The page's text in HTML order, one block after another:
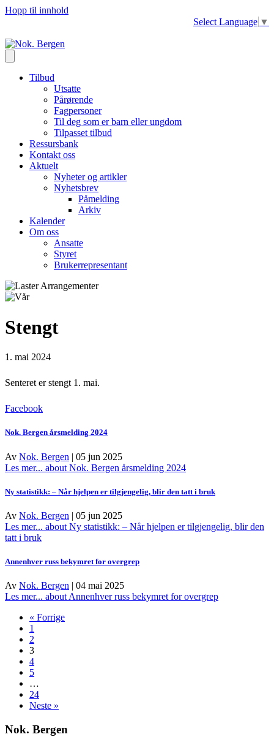
Hopp til innhold
Select Language ▼
Tilbud
Utsatte
Pårørende
Fagpersoner
Til deg som er barn eller ungdom
Tilpasset tilbud
Ressursbank
Kontakt oss
Aktuelt
Nyheter og artikler
Nyhetsbrev
Påmelding
Arkiv
Kalender
Om oss
Ansatte
Styret
Brukerrepresentant
Stengt
1. mai 2024
Senteret er stengt 1. mai.
Facebook
Nok. Bergen årsmelding 2024
Av Nok. Bergen | 05 jun 2025
Les mer... about Nok. Bergen årsmelding 2024
Ny statistikk: – Når hjelpen er tilgjengelig, blir den tatt i bruk
Av Nok. Bergen | 05 jun 2025
Les mer... about Ny statistikk: – Når hjelpen er tilgjengelig, blir den
tatt i bruk
Annenhver russ bekymret for overgrep
Av Nok. Bergen | 04 mai 2025
Les mer... about Annenhver russ bekymret for overgrep
« Forrige
1
2
3
4
5
…
24
Neste »
Nok. Bergen